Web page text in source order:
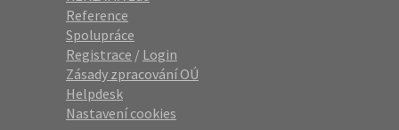
Reference
Spolupráce
Registrace / Login
Zásady zpracování OÚ
Helpdesk
Nastavení cookies